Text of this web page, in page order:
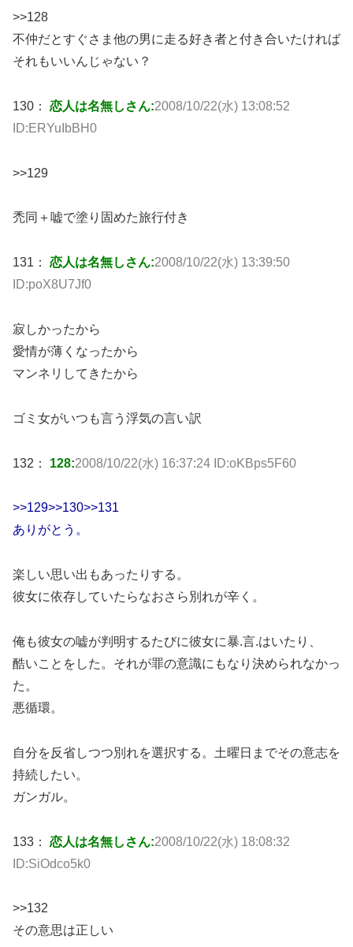
>>128
不仲だとすぐさま他の男に走る好き者と付き合いたければ
それもいいんじゃない？
130： 恋人は名無しさん:2008/10/22(水) 13:08:52
ID:ERYuIbBH0
>>129
禿同＋嘘で塗り固めた旅行付き
131： 恋人は名無しさん:2008/10/22(水) 13:39:50
ID:poX8U7Jf0
寂しかったから
愛情が薄くなったから
マンネリしてきたから
ゴミ女がいつも言う浮気の言い訳
132： 128:2008/10/22(水) 16:37:24 ID:oKBps5F60
>>129>>130>>131
ありがとう。
楽しい思い出もあったりする。
彼女に依存していたらなおさら別れが辛く。
俺も彼女の嘘が判明するたびに彼女に暴.言.はいたり、
酷いことをした。それが罪の意識にもなり決められなかっ
た。
悪循環。
自分を反省しつつ別れを選択する。土曜日までその意志を
持続したい。
ガンガル。
133： 恋人は名無しさん:2008/10/22(水) 18:08:32
ID:SiOdco5k0
>>132
その意思は正しい